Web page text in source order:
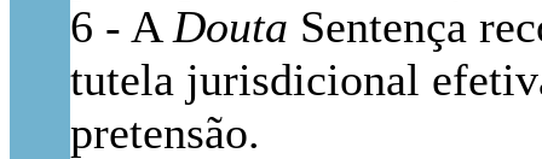
6 - A Douta Sentença
tutela jurisdicional
pretensão.